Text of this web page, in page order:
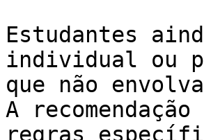
Estudantes
individual ou
que não
A
regras